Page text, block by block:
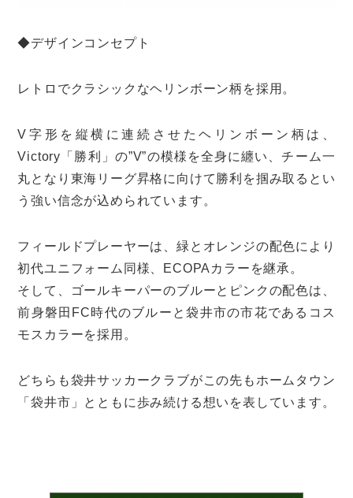
◆デザインコンセプト
レトロでクラシックなヘリンボーン柄を採用。
V字形を縦横に連続させたヘリンボーン柄は、
Victory「勝利」の”V”の模様を全身に纏い、チーム一
丸となり東海リーグ昇格に向けて勝利を掴み取るとい
う強い信念が込められています。
フィールドプレーヤーは、緑とオレンジの配色により
初代ユニフォーム同様、ECOPAカラーを継承。
そして、ゴールキーパーのブルーとピンクの配色は、
前身磐田FC時代のブルーと袋井市の市花であるコス
モスカラーを採用。
どちらも袋井サッカークラブがこの先もホームタウン
「袋井市」とともに歩み続ける想いを表しています。